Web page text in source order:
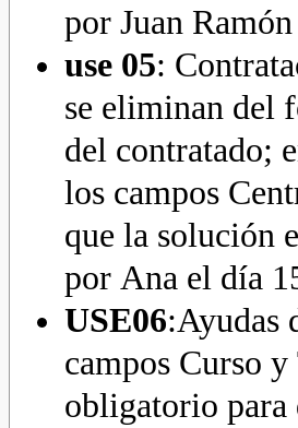
por Juan
use 05:
se eliminan del
del contratado;
los campos
que la solución
por Ana el día
USE06:Ayudas
campos Curso
obligatorio